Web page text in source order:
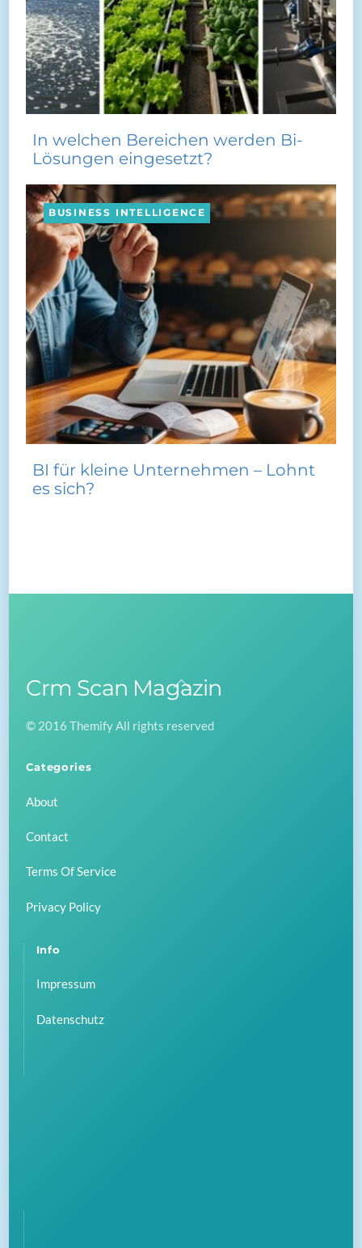
In welchen Bereichen werden Bi-
Lösungen eingesetzt?
BUSINESS INTELLIGENCE
BI für kleine Unternehmen – Lohnt
es sich?
Back
Top
Crm Scan Magazin
© 2016 Themify All rights reserved
Categories
About
Contact
Terms Of Service
Privacy Policy
Info
Impressum
Datenschutz